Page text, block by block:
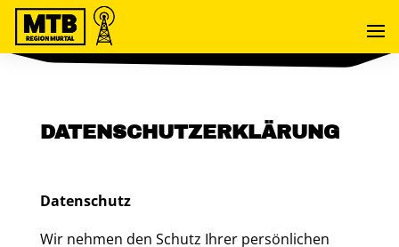
DATENSCHUTZERKLÄRUNG
Datenschutz
Wir nehmen den Schutz Ihrer persönlichen